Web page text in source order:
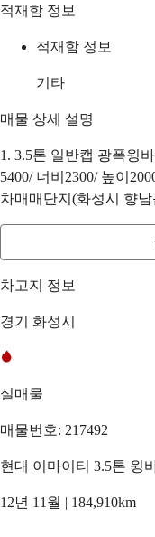
적재함 정보
적재함 정보
기타
매물 상세 설명
1. 3.5톤 일반캡 광폭윙
5400/ 너비2300/ 높이
차매매단지(화성시 향
차고지 정보
경기 화성시
실매물
매물번호: 217492
현대 이마이티 3.5톤 윙
12년 11월 | 184,910km